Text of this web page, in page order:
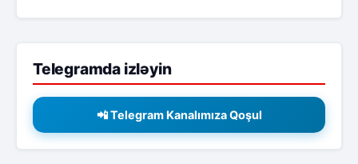
Telegramda izləyin
📲 Telegram Kanalımıza Qoşul